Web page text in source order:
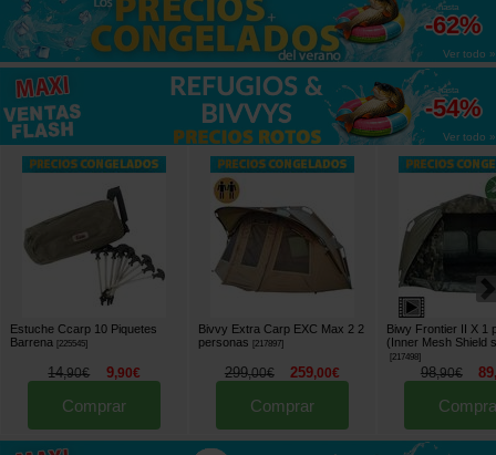
hasta
-62%
Ver todo »
hasta
-54%
Ver todo »
Estuche Ccarp 10 Piquetes
Barrena [225545]
14,90€ 9,90€
Comprar
Bivvy Extra Carp EXC Max 2 2
personas
[217897]
299,00€ 259,00€
Comprar
Biwy Frontier II X 1
(Inner Mesh Shield
[217498]
98,90€ 89